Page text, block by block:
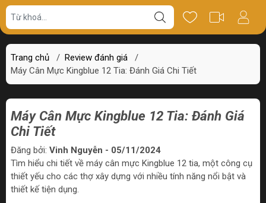
Trang chủ / Review đánh giá
/
Máy Cân Mực Kingblue 12 Tia: Đánh Giá Chi Tiết
Máy Cân Mực Kingblue 12 Tia: Đánh Giá
Chi Tiết
Đăng bởi: Vinh Nguyễn - 05/11/2024
Tìm hiểu chi tiết về máy cân mực Kingblue 12 tia, một công cụ
thiết yếu cho các thợ xây dựng với nhiều tính năng nổi bật và
thiết kế tiện dụng.